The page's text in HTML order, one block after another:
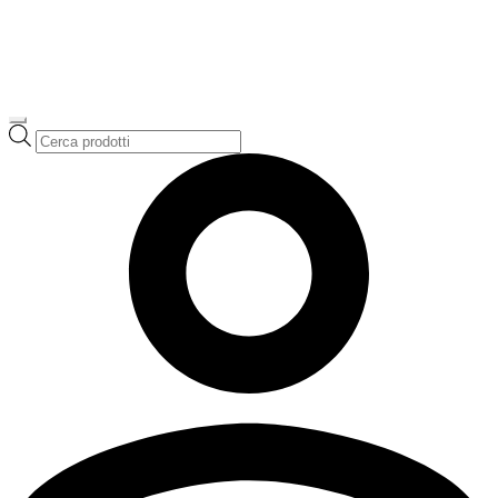
Ricerca
prodotti